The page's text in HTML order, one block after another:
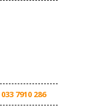
033 7910 286